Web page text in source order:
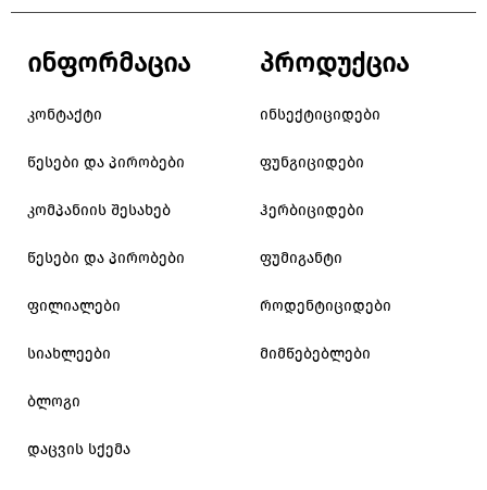
ინფორმაცია
კონტაქტი
წესები და პირობები
კომპანიის შესახებ
წესები და პირობები
ფილიალები
სიახლეები
ბლოგი
დაცვის სქემა
პროდუქცია
ინსექტიციდები
ფუნგიციდები
ჰერბიციდები
ფუმიგანტი
როდენტიციდები
მიმწებებლები